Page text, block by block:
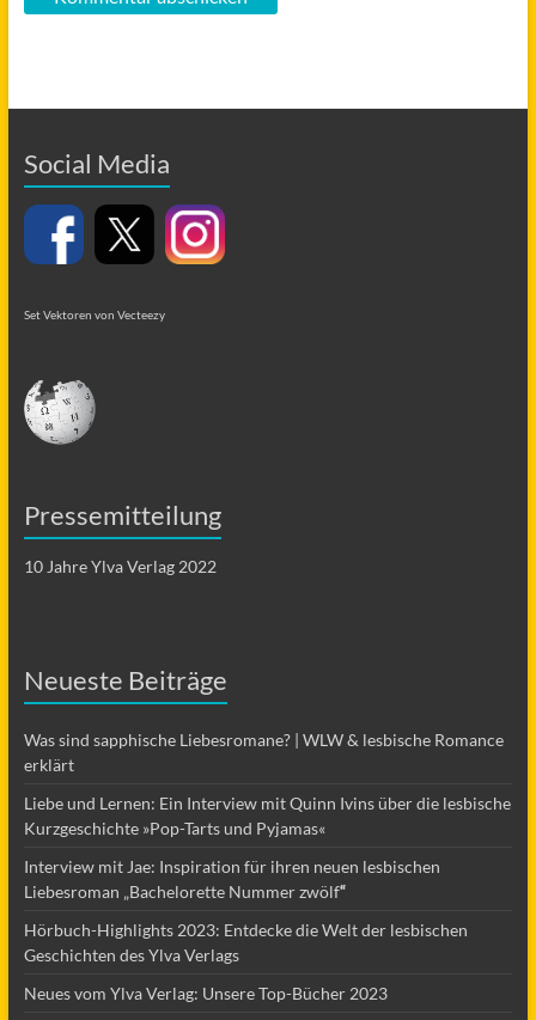
Social Media
Set Vektoren von Vecteezy
Pressemitteilung
10 Jahre Ylva Verlag 2022
Neueste Beiträge
Was sind sapphische Liebesromane? | WLW & lesbische Romance
erklärt
Liebe und Lernen: Ein Interview mit Quinn Ivins über die lesbische
Kurzgeschichte »Pop-Tarts und Pyjamas«
Interview mit Jae: Inspiration für ihren neuen lesbischen
Liebesroman „Bachelorette Nummer zwölf“
Hörbuch-Highlights 2023: Entdecke die Welt der lesbischen
Geschichten des Ylva Verlags
Neues vom Ylva Verlag: Unsere Top-Bücher 2023